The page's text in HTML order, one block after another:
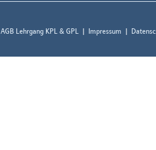
AGB Lehrgang KPL & GPL Impressum